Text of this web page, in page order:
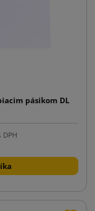
pásikom DL
DPH